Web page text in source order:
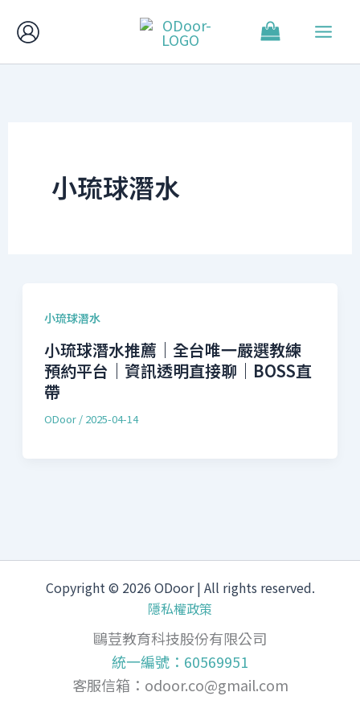
小琉球潛水
小琉球潛水
小琉球潛水推薦｜全台唯一嚴選教練
預約平台｜資訊透明直接聊｜BOSS直
帶
ODoor / 2025-04-14
Copyright © 2026 ODoor | All rights reserved.
隱私權政策
鷗荳教育科技股份有限公司
統一編號：60569951
客服信箱： odoor.co@gmail.com